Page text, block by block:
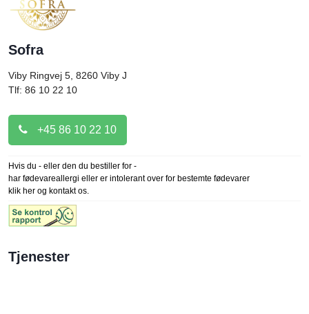
Sofra
Viby Ringvej 5, 8260 Viby J
Tlf: 86 10 22 10
+45 86 10 22 10
Hvis du - eller den du bestiller for -
har fødevareallergi eller er intolerant over for bestemte fødevarer
klik her og kontakt os.
Tjenester